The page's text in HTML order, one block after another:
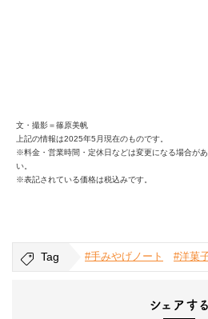
文・撮影＝篠原美帆
上記の情報は2025年5月現在のものです。
※料金・営業時間・定休日などは変更になる場合が
い。
※表記されている価格は税込みです。
Tag #手みやげノート #洋菓
シェアする